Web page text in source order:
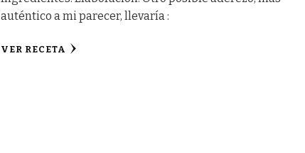
auténtico a mi parecer, llevaría :
VER RECETA